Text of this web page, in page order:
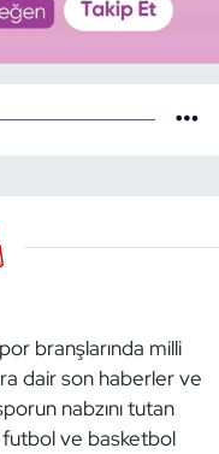
branşlarında milli
dair son haberler ve
nabzını tutan
futbol ve basketbol